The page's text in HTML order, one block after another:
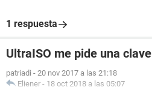
1 respuesta
UltraISO me pide una clave
patriadi - 20 nov 2017 a las 21:18
Eliener - 18 oct 2018 a las 05:07